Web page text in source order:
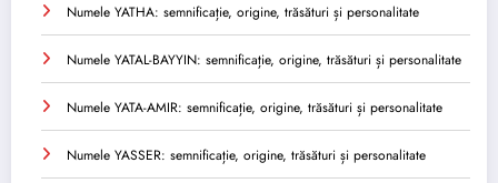
Numele YATHA: semnificație, origine, trăsături și personalitate
Numele YATAL-BAYYIN: semnificație, origine, trăsături și personalitate
Numele YATA-AMIR: semnificație, origine, trăsături și personalitate
Numele YASSER: semnificație, origine, trăsături și personalitate